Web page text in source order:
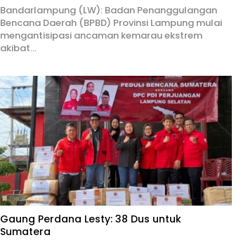
Bandarlampung (LW): Badan Penanggulangan
Bencana Daerah (BPBD) Provinsi Lampung mulai
mengantisipasi ancaman kemarau ekstrem
akibat…
Gaung Perdana Lesty: 38 Dus untuk
Sumatera